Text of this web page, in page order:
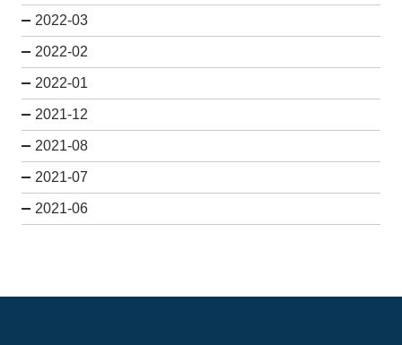
2022-03
2022-02
2022-01
2021-12
2021-08
2021-07
2021-06